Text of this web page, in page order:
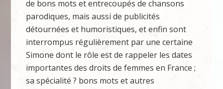
de bons mots et entrecoupés de chansons
parodiques, mais aussi de publicités
détournées et humoristiques, et enfin sont
interrompus régulièrement par une certaine
Simone dont le rôle est de rappeler les dates
importantes des droits de femmes en France ;
sa spécialité ? bons mots et autres